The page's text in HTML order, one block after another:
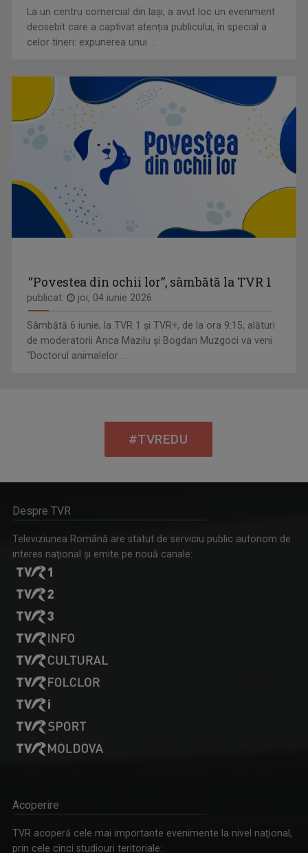
La un centru comercial din Iași, a avut loc un eveniment
deosebit care a captivat atenția publicului, în special a
celor tineri: expunerea unui ...
“Povestea din ochii lor”, sâmbătă la TVR 1
publicat: joi, 04 iunie 2026
Sâmbătă 6 iunie, la TVR 1 și TVR+, de la ora 9:15, alături
de moderatorii Anca Mazilu şi Bogdan Muzgoci va veni
“Doctorul animalelor ...
#TVREDU
Despre TVR
Televiziunea Română are statut de serviciu public autonom de
interes naţional şi emite pe nouă canale:
Acoperire
TVR acoperă cele mai importante evenimente la nivel naţional,
prin cele cinci studiouri teritoriale: